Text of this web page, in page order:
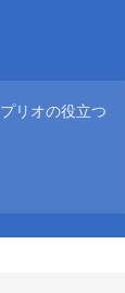
リオの役立つ